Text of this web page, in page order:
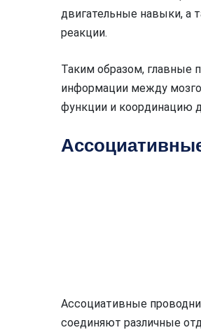
двигательные навыки, а
реакции.
Таким образом, главные
информации между
функции и координацию
Ассоциативные
соединяют различные